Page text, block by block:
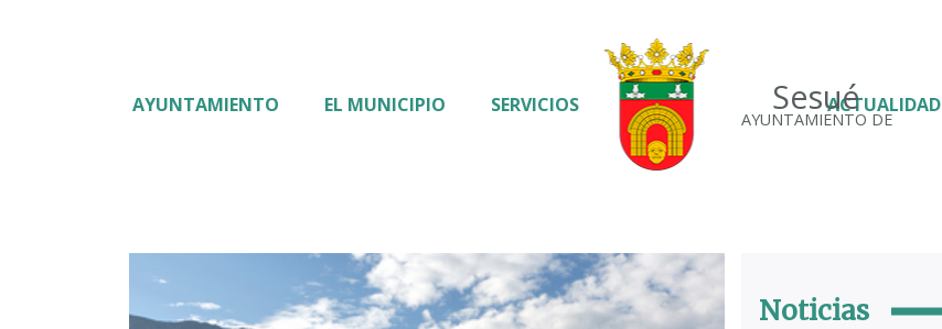
Sesué
AYUNTAMIENTO DE
AYUNTAMIENTO EL MUNICIPIO SERVICIOS ACTUALIDAD
Noticias